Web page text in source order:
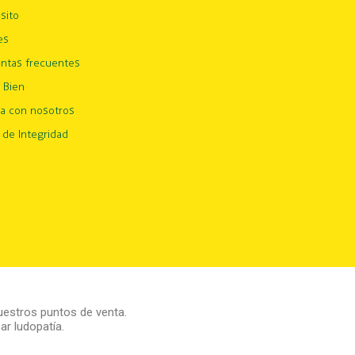
frecuentes
Bien
con nosotros
de Integridad
puntos de venta.
ludopatía.